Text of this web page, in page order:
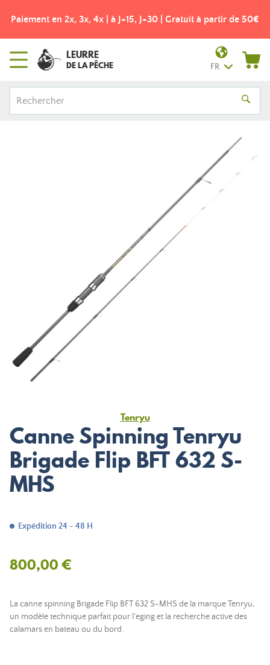
Paiement en 2x, 3x, 4x | à J+15, J+30 | Gratuit à partir de 50€
LEURRE
DE LA PÊCHE FR
Tenryu
Canne Spinning Tenryu
Brigade Flip BFT 632 S-
MHS
Expédition 24 - 48 H
800,00 €
La canne spinning Brigade Flip BFT 632 S-MHS de la marque Tenryu,
un modèle technique parfait pour l'eging et la recherche active des
calamars en bateau ou du bord.